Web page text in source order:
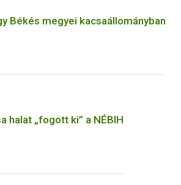
Békés megyei kacsaállományban
halat „fogott ki” a NÉBIH